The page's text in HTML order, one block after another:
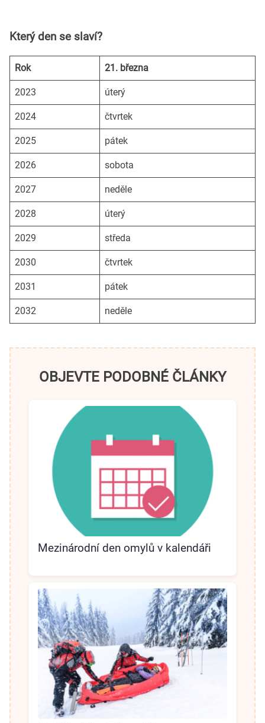
Který den se slaví?
Rok 21. března
2023 úterý
2024 čtvrtek
2025 pátek
2026 sobota
2027 neděle
2028 úterý
2029 středa
2030 čtvrtek
2031 pátek
2032 neděle
OBJEVTE PODOBNÉ ČLÁNKY
Mezinárodní den omylů v kalendáři